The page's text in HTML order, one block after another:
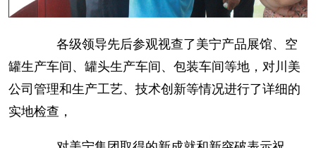
各级领导先后参观视查了美宁产品展馆、空
罐生产车间、罐头生产车间、包装车间等地，对川美
公司管理和生产工艺、技术创新等情况进行了详细的
实地检查，